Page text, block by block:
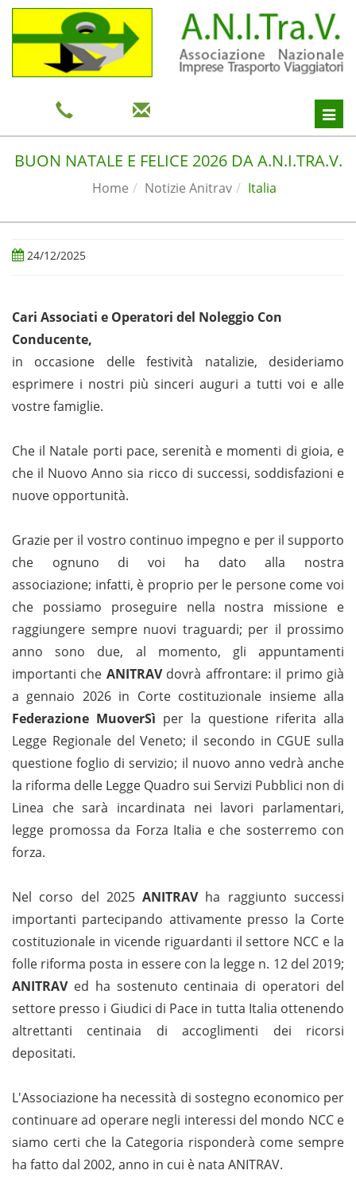
BUON NATALE E FELICE 2026 DA A.N.I.TRA.V.
Home Notizie Anitrav Italia
24/12/2025
Cari Associati e Operatori del Noleggio Con
Conducente,
in occasione delle festività natalizie, desideriamo
esprimere i nostri più sinceri auguri a tutti voi e alle
vostre famiglie.
Che il Natale porti pace, serenità e momenti di gioia, e
che il Nuovo Anno sia ricco di successi, soddisfazioni e
nuove opportunità.
Grazie per il vostro continuo impegno e per il supporto
che ognuno di voi ha dato alla nostra
associazione; infatti, è proprio per le persone come voi
che possiamo proseguire nella nostra missione e
raggiungere sempre nuovi traguardi; per il prossimo
anno sono due, al momento, gli appuntamenti
importanti che ANITRAVdovrà affrontare: il primo già
a gennaio 2026 in Corte costituzionale insieme alla
Federazione MuoverSì per la questione riferita alla
Legge Regionale del Veneto; il secondo in CGUE sulla
questione foglio di servizio; il nuovo anno vedrà anche
la riforma delle Legge Quadro sui Servizi Pubblici non di
Linea che sarà incardinata nei lavori parlamentari,
legge promossa da Forza Italia e che sosterremo con
forza.
Nel corso del 2025ANITRAVha raggiunto successi
importanti partecipando attivamente presso la Corte
costituzionale in vicende riguardanti il settore NCC e la
folle riforma posta in essere con la legge n. 12 del 2019;
ANITRAVed ha sostenuto centinaia di operatori del
settore presso i Giudici di Pace in tutta Italia ottenendo
altrettanti centinaia di accoglimenti dei ricorsi
depositati.
L'Associazione ha necessità di sostegno economico per
continuare ad operare negli interessi del mondo NCC e
siamo certi che la Categoria risponderà come sempre
ha fatto dal 2002, anno in cui è nata ANITRAV.